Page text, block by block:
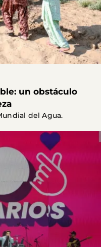
un obstáculo
del Agua.